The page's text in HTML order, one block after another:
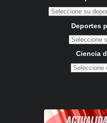
Deportes
Ciencia